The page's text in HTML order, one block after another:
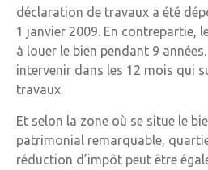
déclaration de travaux a été
1 janvier 2009. En contrepartie,
à louer le bien pendant 9
intervenir dans les 12 mois qui
travaux.
Et selon la zone où se situe le
patrimonial remarquable,
réduction d’impôt peut être